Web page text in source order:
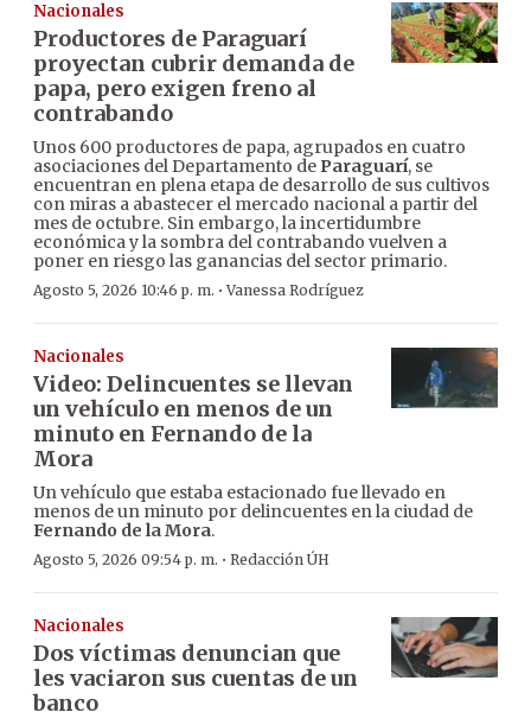
Nacionales
Productores de Paraguarí
proyectan cubrir demanda de
papa, pero exigen freno al
contrabando
Unos 600 productores de papa, agrupados en cuatro
asociaciones del Departamento de Paraguarí, se
encuentran en plena etapa de desarrollo de sus cultivos
con miras a abastecer el mercado nacional a partir del
mes de octubre. Sin embargo, la incertidumbre
económica y la sombra del contrabando vuelven a
poner en riesgo las ganancias del sector primario.
Agosto 5, 2026 10:46 p. m. ·Vanessa Rodríguez
Nacionales
Video: Delincuentes se llevan
un vehículo en menos de un
minuto en Fernando de la
Mora
Un vehículo que estaba estacionado fue llevado en
menos de un minuto por delincuentes en la ciudad de
Fernando de la Mora.
Agosto 5, 2026 09:54 p. m. · Redacción ÚH
Nacionales
Dos víctimas denuncian que
les vaciaron sus cuentas de un
banco